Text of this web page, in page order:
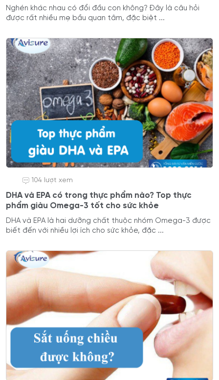
Nghén khác nhau có đổi đầu con không? Đây là câu hỏi
được rất nhiều mẹ bầu quan tâm, đặc biệt ...
104 lượt xem
DHA và EPA có trong thực phẩm nào? Top thực
phẩm giàu Omega-3 tốt cho sức khỏe
DHA và EPA là hai dưỡng chất thuộc nhóm Omega-3 được
biết đến với nhiều lợi ích cho sức khỏe, đặc ...